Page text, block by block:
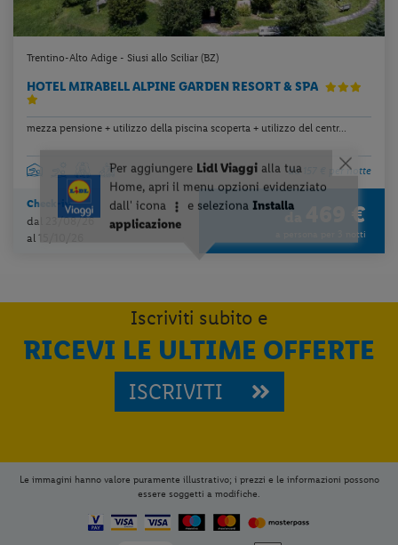
Trentino-Alto Adige - Siusi allo Sciliar (BZ)
HOTEL MIRABELL ALPINE GARDEN RESORT & SPA
mezza pensione + utilizzo della piscina scoperta + utilizzo del centr...
da 157 € per notte
Check-in
dal 23/08/26
al 15/10/26
469 €
a persona per 3 notti
Iscriviti subito e
RICEVI LE ULTIME OFFERTE
ISCRIVITI
Le immagini hanno valore puramente illustrativo; i prezzi e le informazioni possono
essere soggetti a modifiche.